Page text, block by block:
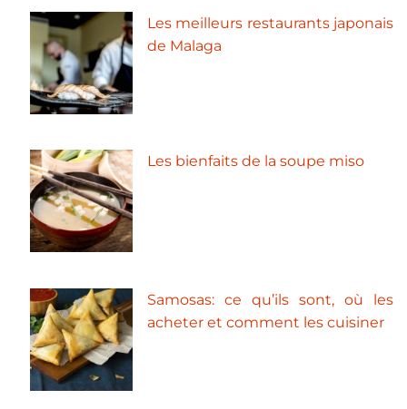
Les meilleurs restaurants japonais
de Malaga
Les bienfaits de la soupe miso
Samosas: ce qu’ils sont, où les
acheter et comment les cuisiner